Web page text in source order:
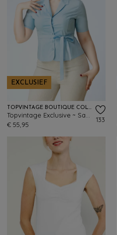
EXCLUSIEF
TOPVINTAGE BOUTIQUE COLLECTION
€ 55,95
133